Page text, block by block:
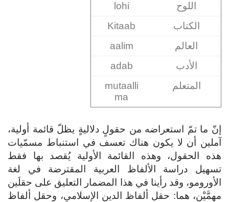
اللوح
lohi
الكتاب
Kitaab
العالم
aalim
الأدب
adab
المتعلم
mutaalli
ma
إنّ ما تمّ استعراضه من حقولٍ دلاليةٍ يظلّ قائمة أولية،
آملين أن لا يكون هناك تعسف في استنباط مسمّيات
هذه الحقول، وهذه القائمة الأولية يُقصد بها فقط
تسهيل دراسة الألفاظ العربية المقترضة في لغة
الأورومو، وقد رأينا في هذا المضمار التعليق على حقلَين
مهمَّيْن، هما: حقل ألفاظ الدين الإسلامي، وحقل ألفاظ